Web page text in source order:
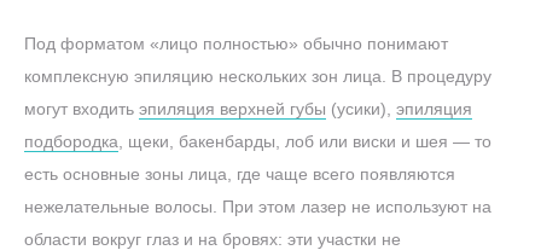
Под форматом «лицо полностью» обычно понимают
комплексную эпиляцию нескольких зон лица. В процедуру
могут входить эпиляция верхней губы (усики), эпиляция
подбородка , щеки, бакенбарды, лоб или виски и шея — то
есть основные зоны лица, где чаще всего появляются
нежелательные волосы. При этом лазер не используют на
области вокруг глаз и на бровях: эти участки не